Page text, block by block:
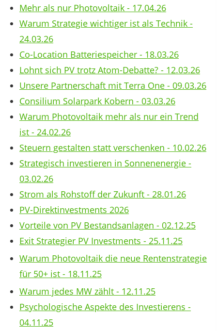
Mehr als nur Photovoltaik - 17.04.26
Warum Strategie wichtiger ist als Technik -
24.03.26
Co-Location Batteriespeicher - 18.03.26
Lohnt sich PV trotz Atom-Debatte? - 12.03.26
Unsere Partnerschaft mit Terra One - 09.03.26
Consilium Solarpark Kobern - 03.03.26
Warum Photovoltaik mehr als nur ein Trend
ist - 24.02.26
Steuern gestalten statt verschenken - 10.02.26
Strategisch investieren in Sonnenenergie -
03.02.26
Strom als Rohstoff der Zukunft - 28.01.26
PV-Direktinvestments 2026
Vorteile von PV Bestandsanlagen - 02.12.25
Exit Strategier PV Investments - 25.11.25
Warum Photovoltaik die neue Rentenstrategie
für 50+ ist - 18.11.25
Warum jedes MW zählt - 12.11.25
Psychologische Aspekte des Investierens -
04.11.25